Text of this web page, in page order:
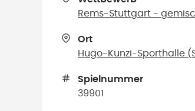
Rems-Stuttgart -
Ort
Hugo-Kunzi-Sporthalle (
Spielnummer
39901